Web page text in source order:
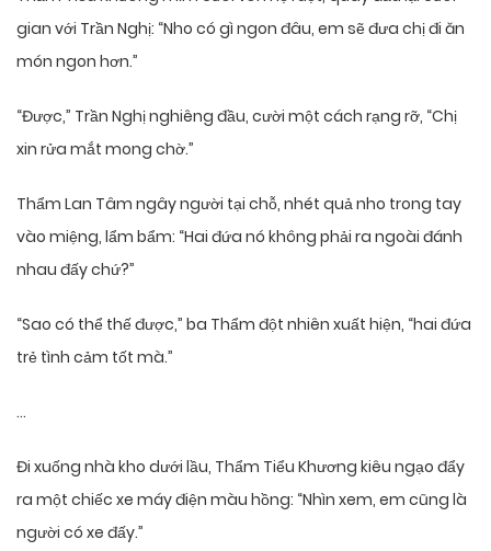
gian với Trần Nghị: “Nho có gì ngon đâu, em sẽ đưa chị đi ăn
món ngon hơn.”
“Được,” Trần Nghị nghiêng đầu, cười một cách rạng rỡ, “Chị
xin rửa mắt mong chờ.”
Thẩm Lan Tâm ngây người tại chỗ, nhét quả nho trong tay
vào miệng, lẩm bẩm: “Hai đứa nó không phải ra ngoài đánh
nhau đấy chứ?”
“Sao có thể thế được,” ba Thẩm đột nhiên xuất hiện, “hai đứa
trẻ tình cảm tốt mà.”
…
Đi xuống nhà kho dưới lầu, Thẩm Tiểu Khương kiêu ngạo đẩy
ra một chiếc xe máy điện màu hồng: “Nhìn xem, em cũng là
người có xe đấy.”